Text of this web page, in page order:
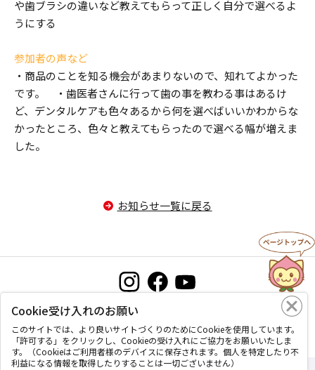
や歯ブラシの違いなど教えてもらって正しく自分で選べるよ
うにする
参加者の声など
・商品のことを知る機会があまりないので、知れてよかった
です。 ・歯医者さんに行って歯の事を教わる事はあるけ
ど、デンタルケアも色々あるから何を選べばいいかわからな
かったところ、色々と教えてもらったので選べる幅が増えま
した。
お知らせ一覧に戻る
お問い合わせ プライバシーポリシー
Cookie受け入れのお願い
このサイトでは、より良いサイトづくりのためにCookieを使用しています。
「許可する」をクリックし、Cookieの受け入れにご協力をお願いいたしま
す。（Cookieはご利用者様のデバイスに保存されます。個人を特定したり不
利益になる情報を取得したりすることは一切ございません）